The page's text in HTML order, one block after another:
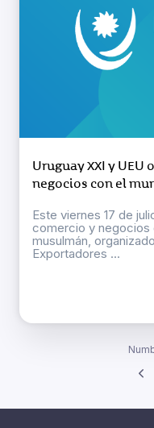
Uruguay XXI y
negocios con el
Este viernes 17 de
comercio y negocios
musulmán,
Exportadores ...